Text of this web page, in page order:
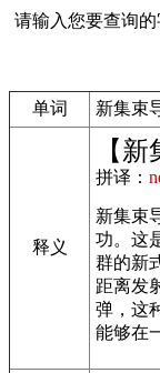
请输入您要查询的
单词 新集束
释义
【
拼译：
新集束
功。这
群的新
距离发
弹，这
能够在